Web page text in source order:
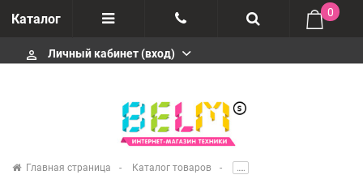
Каталог
Отзывы
0
perm_identity Личный кабинет (вход)
Главная страница Каталог товаров .....